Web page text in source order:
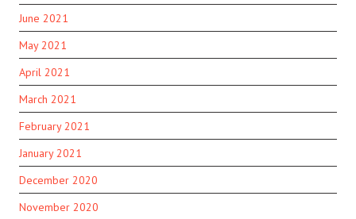
June 2021
May 2021
April 2021
March 2021
February 2021
January 2021
December 2020
November 2020